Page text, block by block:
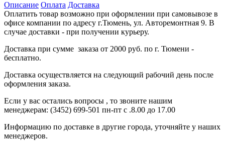
Описание Оплата Доставка
Оплатить товар возможно при оформлении при самовывозе в
офисе компании по адресу г.Тюмень, ул. Авторемонтная 9. В
случае доставки - при получении курьеру.
Доставка при сумме заказа от 2000 руб. по г. Тюмени -
бесплатно.
Доставка осуществляется на следующий рабочий день после
оформления заказа.
Если у вас остались вопросы , то звоните нашим
менеджерам: (3452) 699-501 пн-пт с .8.00 до 17.00
Информацию по доставке в другие города, уточняйте у наших
менеджеров.